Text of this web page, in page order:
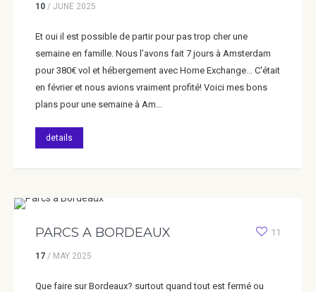
10 / JUNE 2025
Et oui il est possible de partir pour pas trop cher une
semaine en famille. Nous l’avons fait 7 jours à Amsterdam
pour 380€ vol et hébergement avec Home Exchange... C'était
en février et nous avions vraiment profité! Voici mes bons
plans pour une semaine à Am...
details
PARCS A BORDEAUX 11
17 / MAY 2025
Que faire sur Bordeaux? surtout quand tout est fermé ou